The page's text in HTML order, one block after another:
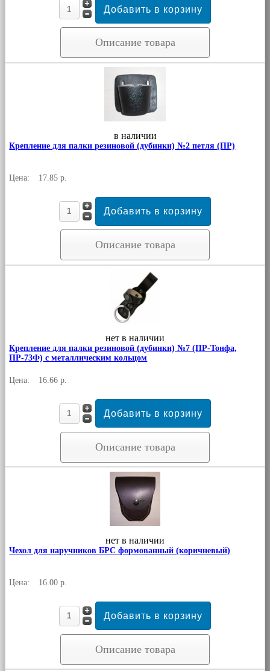
Описание товара
в наличии
Крепление для палки резиновой (дубинки) №2 петля (ПР)
Цена: 17.85 р.
Описание товара
нет в наличии
Крепление для палки резиновой (дубинки) №7 (ПР-Тонфа,
ПР-73Ф) с металлическим кольцом
Цена: 16.66 р.
Описание товара
нет в наличии
Чехол для наручников БРС формованный (коричневый)
Цена: 16.00 р.
Описание товара